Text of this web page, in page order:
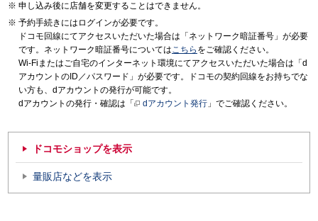
申し込み後に店舗を変更することはできません。
予約手続きにはログインが必要です。
ドコモ回線にてアクセスいただいた場合は「ネットワーク暗証番号」が必要
です。ネットワーク暗証番号についてはこちら をご確認ください。
Wi-Fiまたはご自宅のインターネット環境にてアクセスいただいた場合は「d
アカウントのID／パスワード」が必要です。ドコモの契約回線をお持ちでな
い方も、dアカウントの発行が可能です。
dアカウントの発行・確認は「
dアカウント発行 」でご確認ください。
ドコモショップを表示
量販店などを表示